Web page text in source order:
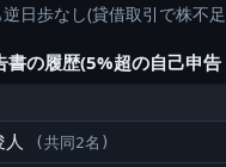
日歩なし(貸借取引で株不足
書の履歴(5%超の自己申
(共同2名)